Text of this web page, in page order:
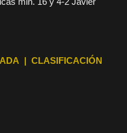
| CLASIFICACIÓN